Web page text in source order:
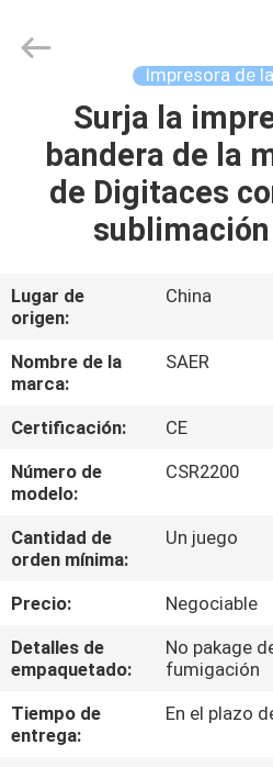
INICIO
PRODUCTOS
SOBRE
NOSOTROS
VISITA
A
LA
FÁBRICA
CONTROL
DE
CALIDAD
Digital
Supplier
Impresora de
Surja la
bandera de la
de Digitaces
Lugar de
origen:
China
Nombre de la
marca:
SAER
Certificación:
CE
Número de
modelo:
CSR2200
Cantidad de
orden mínima:
Un juego
Precio:
Negociable
Detalles de
empaquetado:
No pakage
fumigación
Tiempo de
entrega:
En el plazo